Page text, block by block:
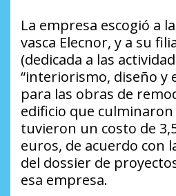
La empresa escogió a
vasca Elecnor, y a su
(dedicada a las
“interiorismo, diseño y
para las obras de
edificio que culminaron
tuvieron un costo de
euros, de acuerdo con
del dossier de
esa empresa.